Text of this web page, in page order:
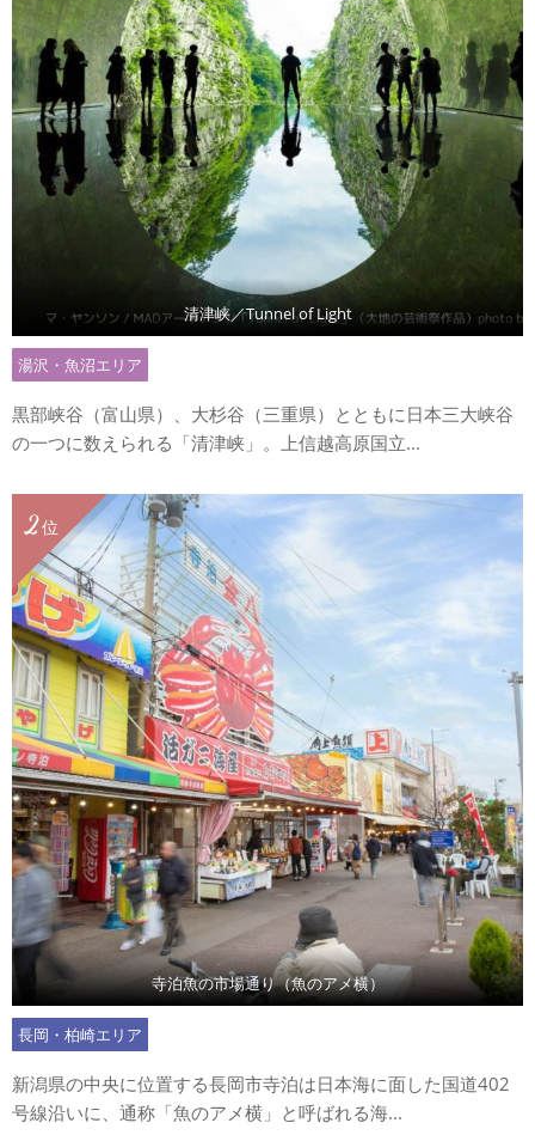
清津峡／Tunnel of Light
湯沢・魚沼エリア
黒部峡谷（富山県）、大杉谷（三重県）とともに日本三大峡谷
の一つに数えられる「清津峡」。上信越高原国立...
位
2
寺泊魚の市場通り（魚のアメ横）
長岡・柏崎エリア
新潟県の中央に位置する長岡市寺泊は日本海に面した国道402
号線沿いに、通称「魚のアメ横」と呼ばれる海...